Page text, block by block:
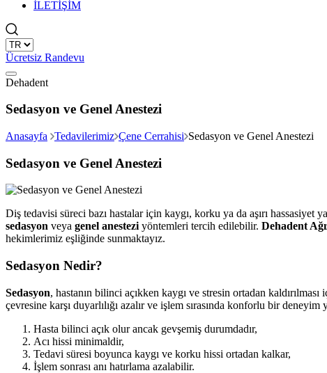
İLETİŞİM
Ücretsiz Randevu
Dehadent
Sedasyon ve Genel Anestezi
Anasayfa Tedavilerimiz Çene Cerrahisi Sedasyon ve Genel Anestezi
Sedasyon ve Genel Anestezi
Diş tedavisi süreci bazı hastalar için kaygı, korku ya da aşırı
sedasyon veya genel anesteziyöntemleri tercih edilebilir. Dehadent
hekimlerimiz eşliğinde sunmaktayız.
Sedasyon Nedir?
Sedasyon, hastanın bilinci açıkken kaygı ve stresin ortadan
çevresine karşı duyarlılığı azalır ve işlem sırasında konforlu bir deneyim
Hasta bilinci açık olur ancak gevşemiş durumdadır,
Acı hissi minimaldir,
Tedavi süresi boyunca kaygı ve korku hissi ortadan kalkar,
İşlem sonrası anı hatırlama azalabilir.